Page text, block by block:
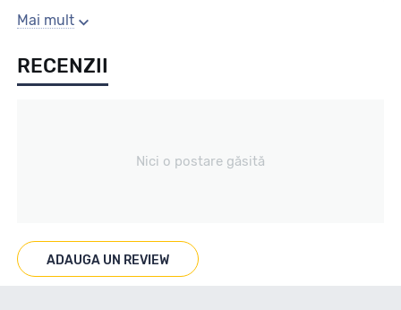
Sezon
Vara
Marcat M+S
Mai mult
RECENZII
Nici o postare găsită
ADAUGA UN REVIEW